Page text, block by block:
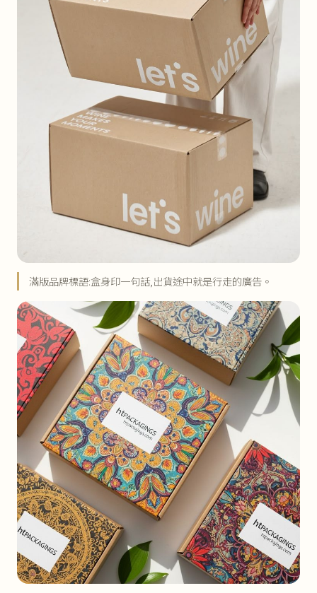
滿版品牌標語:盒身印一句話,出貨途中就是行走的廣告。